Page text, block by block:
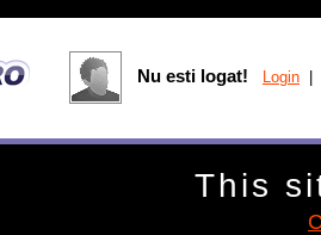
Nu esti logat! Login
This